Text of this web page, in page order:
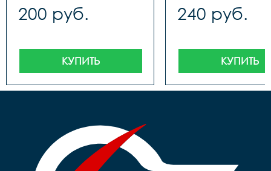
200 руб.
КУПИТЬ
240 руб.
КУПИТЬ